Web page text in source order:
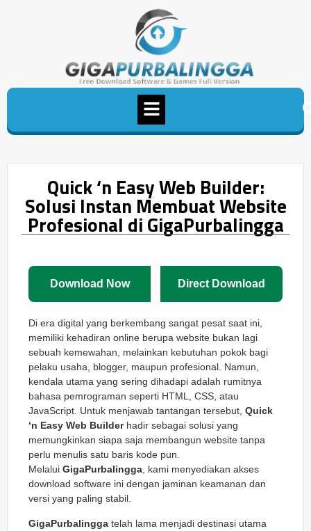
Quick ‘n Easy Web Builder:
Solusi Instan Membuat Website
Profesional di GigaPurbalingga
Download Now Direct Download
Di era digital yang berkembang sangat pesat saat ini,
memiliki kehadiran online berupa website bukan lagi
sebuah kemewahan, melainkan kebutuhan pokok bagi
pelaku usaha, blogger, maupun profesional. Namun,
kendala utama yang sering dihadapi adalah rumitnya
bahasa pemrograman seperti HTML, CSS, atau
JavaScript. Untuk menjawab tantangan tersebut, Quick
‘n Easy Web Builderhadir sebagai solusi yang
memungkinkan siapa saja membangun website tanpa
perlu menulis satu baris kode pun.
Melalui GigaPurbalingga, kami menyediakan akses
download software ini dengan jaminan keamanan dan
versi yang paling stabil.
GigaPurbalingga telah lama menjadi destinasi utama